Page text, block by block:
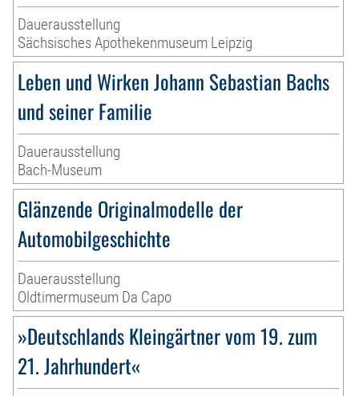
Dauerausstellung
Sächsisches Apothekenmuseum Leipzig
Leben und Wirken Johann Sebastian Bachs
und seiner Familie
Dauerausstellung
Bach-Museum
Glänzende Originalmodelle der
Automobilgeschichte
Dauerausstellung
Oldtimermuseum Da Capo
»Deutschlands Kleingärtner vom 19. zum
21. Jahrhundert«